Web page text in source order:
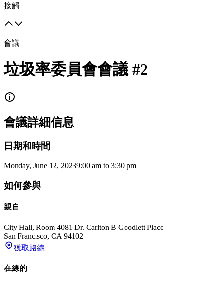
接觸
會議
垃圾率委員會會議 #2
會議詳細信息
日期和時間
Monday, June 12, 20239:00 am to 3:30 pm
如何參與
親自
City Hall, Room 4081 Dr. Carlton B Goodlett Place
San Francisco, CA 94102
獲取路線
在線的